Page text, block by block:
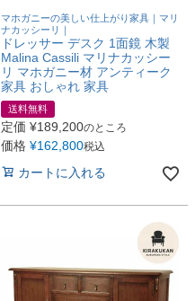
マホガニーの美しい仕上がり家具｜マリ
ナカッシーリ｜
ドレッサー デスク 1面鏡 木製
Malina Cassili マリナカッシー
リ マホガニー材 アンティーク
家具 おしゃれ 家具
送料無料
定価 ¥189,200のところ
価格 ¥162,800税込
カートに入れる